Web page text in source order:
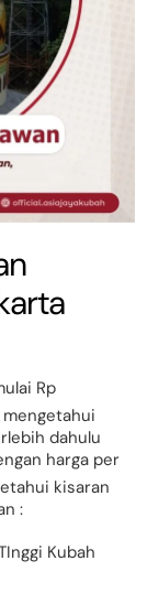
Rp
dahulu
harga per
kisaran
:
Kubah